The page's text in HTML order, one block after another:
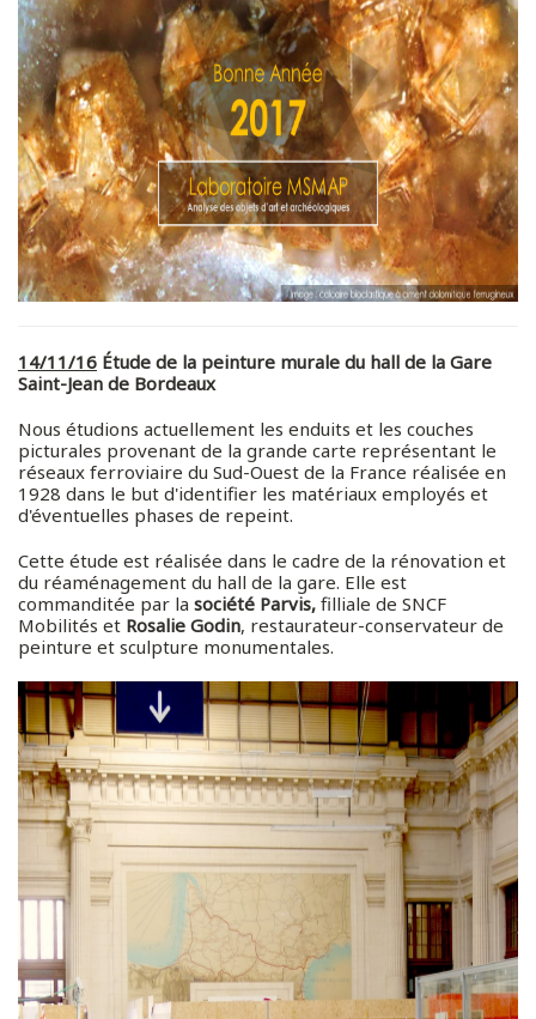
14/11/16 Étude de la peinture murale du hall de la Gare
Saint-Jean de Bordeaux
Nous étudions actuellement les enduits et les couches
picturales provenant de la grande carte représentant le
réseaux ferroviaire du Sud-Ouest de la France réalisée en
1928 dans le but d'identifier les matériaux employés et
d'éventuelles phases de repeint.
Cette étude est réalisée dans le cadre de la rénovation et
du réaménagement du hall de la gare. Elle est
commanditée par la société Parvis, filliale de SNCF
Mobilités et Rosalie Godin, restaurateur-conservateur de
peinture et sculpture monumentales.